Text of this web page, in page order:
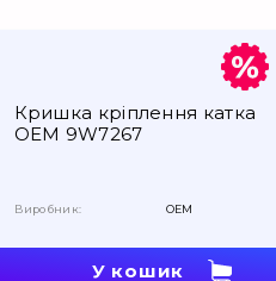
Кришка кріплення катка
OEM 9W7267
Виробник: OEM
У кошик